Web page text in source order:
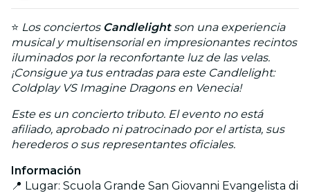
⭐ Los conciertos Candlelightson una experiencia
musical y multisensorial en impresionantes recintos
iluminados por la reconfortante luz de las velas.
¡Consigue ya tus entradas para este Candlelight:
Coldplay VS Imagine Dragons en Venecia!
Este es un concierto tributo. El evento no está
afiliado, aprobado ni patrocinado por el artista, sus
herederos o sus representantes oficiales.
Información
📍 Lugar: Scuola Grande San Giovanni Evangelista di